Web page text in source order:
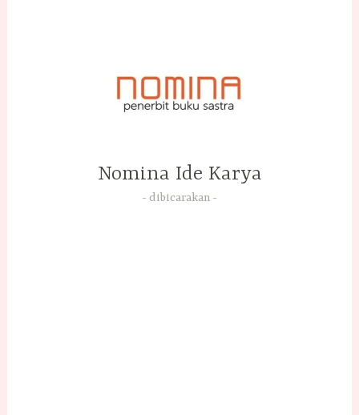
Nomina Ide Karya
dibicarakan